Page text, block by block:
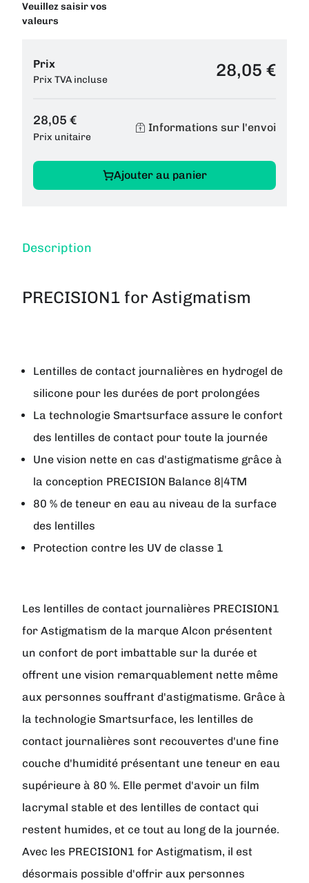
Veuillez saisir vos
valeurs
Prix
Prix TVA incluse 28,05 €
28,05 €
Prix unitaire
Informations sur l'envoi
Ajouter au panier
Description
PRECISION1 for Astigmatism
Lentilles de contact journalières en hydrogel de
silicone pour les durées de port prolongées
La technologie Smartsurface assure le confort
des lentilles de contact pour toute la journée
Une vision nette en cas d'astigmatisme grâce à
la conception PRECISION Balance 8|4TM
80 % de teneur en eau au niveau de la surface
des lentilles
Protection contre les UV de classe 1
Les lentilles de contact journalières PRECISION1
for Astigmatism de la marque Alcon présentent
un confort de port imbattable sur la durée et
offrent une vision remarquablement nette même
aux personnes souffrant d'astigmatisme. Grâce à
la technologie Smartsurface, les lentilles de
contact journalières sont recouvertes d'une fine
couche d'humidité présentant une teneur en eau
supérieure à 80 %. Elle permet d'avoir un film
lacrymal stable et des lentilles de contact qui
restent humides, et ce tout au long de la journée.
Avec les PRECISION1 for Astigmatism, il est
désormais possible d'offrir aux personnes